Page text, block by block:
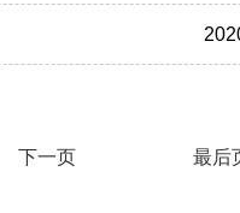
下一页 最后